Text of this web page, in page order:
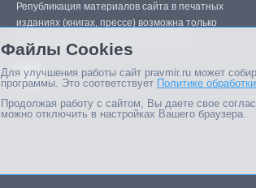
Републикация материалов сайта в печатных
изданиях (книгах, прессе) возможна только
Файлы Cookies
Для улучшения работы сайт pravmir.ru может
программы. Это соответствует Политике
Продолжая работу с сайтом, Вы даете свое
можно отключить в настройках Вашего браузера.